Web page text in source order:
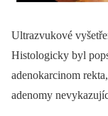
Ultrazvukové
Histologicky byl
adenokarcinom
adenomy